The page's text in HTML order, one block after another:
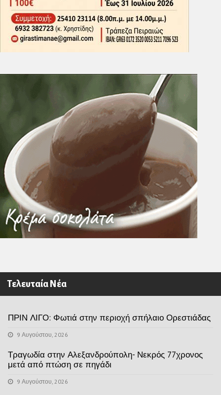
Τελευταία Νέα
ΠΡΙΝ ΛΙΓΟ: Φωτιά στην περιοχή σπήλαιο Ορεστιάδας
9 Αυγούστου, 2026
Τραγωδία στην Αλεξανδρούπολη- Νεκρός 77χρονος
μετά από πτώση σε πηγάδι
9 Αυγούστου, 2026